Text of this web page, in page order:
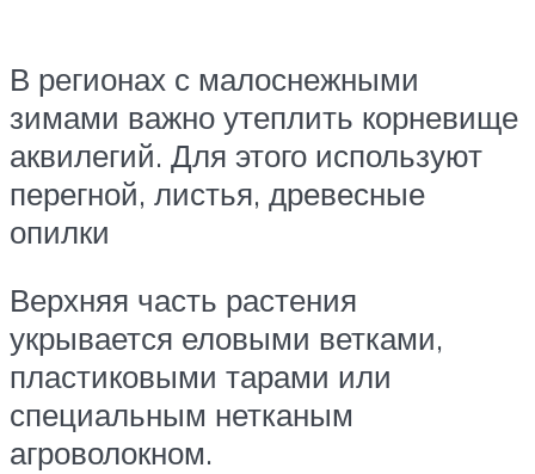
В регионах с малоснежными
зимами важно утеплить корневище
аквилегий. Для этого используют
перегной, листья, древесные
опилки
Верхняя часть растения
укрывается еловыми ветками,
пластиковыми тарами или
специальным нетканым
агроволокном.